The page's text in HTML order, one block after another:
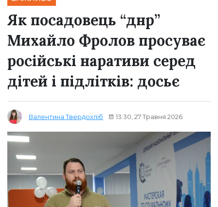
Як посадовець “днр”
Михайло Фролов просуває
російські наративи серед
дітей і підлітків: досьє
Валентина Твердохліб 13:30, 27 Травня 2026